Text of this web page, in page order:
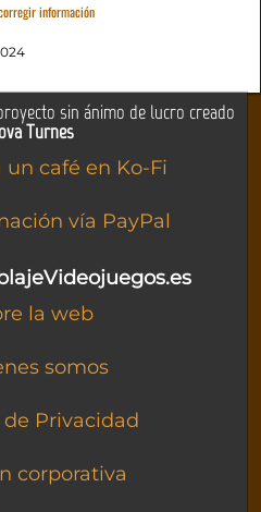
información
sin ánimo de lucro creado
Turnes
un café en Ko-Fi
vía PayPal
la web
somos
Privacidad
corporativa